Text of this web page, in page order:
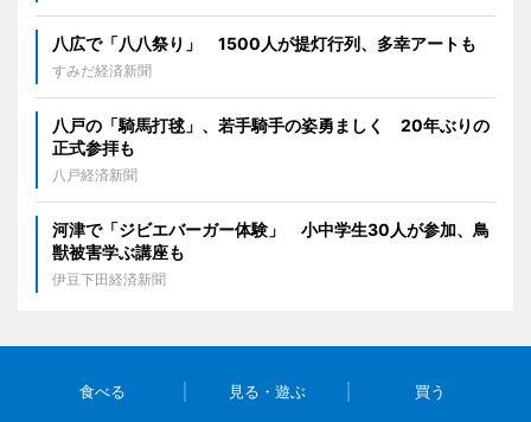
八広で「八八祭り」 1500人が提灯行列、多幸アートも
すみだ経済新聞
八戸の「騎馬打毬」、若手騎手の姿勇ましく 20年ぶりの
正式参拝も
八戸経済新聞
河津で「ジビエバーガー体験」 小中学生30人が参加、鳥
獣被害学ぶ講座も
伊豆下田経済新聞
食べる 見る・遊ぶ 買う